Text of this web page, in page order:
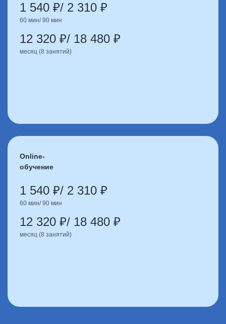
1 540 ₽/ 2 310 ₽
60 мин/ 90 мин
12 320 ₽/ 18 480 ₽
месяц (8 занятий)
Online-
обучение
1 540 ₽/ 2 310 ₽
60 мин/ 90 мин
12 320 ₽/ 18 480 ₽
месяц (8 занятий)